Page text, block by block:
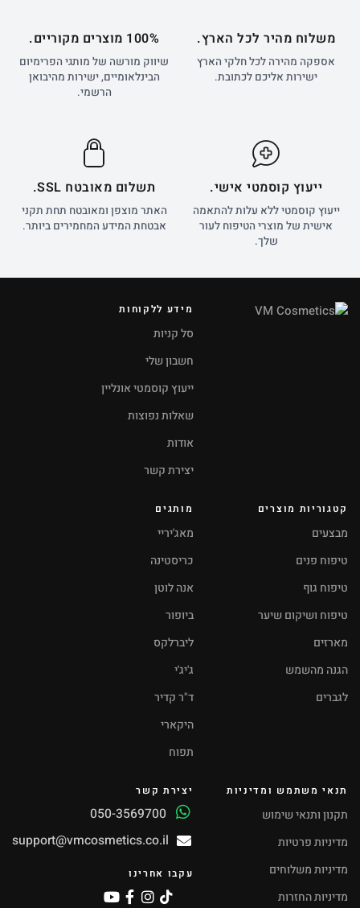
משלוח מהיר לכל הארץ.
אספקה מהירה לכל חלקי הארץ
ישירות אליכם לכתובת.
100% מוצרים מקוריים.
שיווק מורשה של מותגי הפרימיום
הבינלאומיים, ישירות מהיבואן
הרשמי.
ייעוץ קוסמטי אישי.
ייעוץ קוסמטי ללא עלות להתאמה
אישית של מוצרי הטיפוח לעור
שלך.
תשלום מאובטח SSL.
האתר מוצפן ומאובטח תחת תקני
אבטחת המידע המחמירים ביותר.
מידע ללקוחות
סל קניות
חשבון שלי
ייעוץ קוסמטי אונליין
שאלות נפוצות
אודות
יצירת קשר
קטגוריות מוצרים
מבצעים
טיפוח פנים
טיפוח גוף
טיפוח ושיקום שיער
מארזים
הגנה מהשמש
לגברים
מותגים
מאג'יריי
כריסטינה
אנה לוטן
ביופור
ליברלקס
ג'יג'י
ד"ר קדיר
היקארי
תפוח
תנאי משתמש ומדיניות
תקנון ותנאי שימוש
מדיניות פרטיות
מדיניות משלוחים
מדיניות החזרות
יצירת קשר
support@vmcosmetics.co.il
עקבו אחרינו